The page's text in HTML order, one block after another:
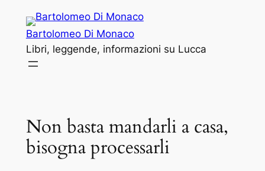
contenuto
Bartolomeo Di Monaco
Libri, leggende, informazioni su Lucca
Non basta mandarli a casa,
bisogna processarli